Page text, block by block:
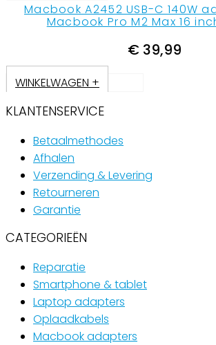
Macbook A2452 USB-C 140W
Macbook Pro M2 Max 16
€ 39,99
WINKELWAGEN +
KLANTENSERVICE
Betaalmethodes
Afhalen
Verzending & Levering
Retourneren
Garantie
CATEGORIEËN
Reparatie
Smartphone & tablet
Laptop adapters
Oplaadkabels
Macbook adapters